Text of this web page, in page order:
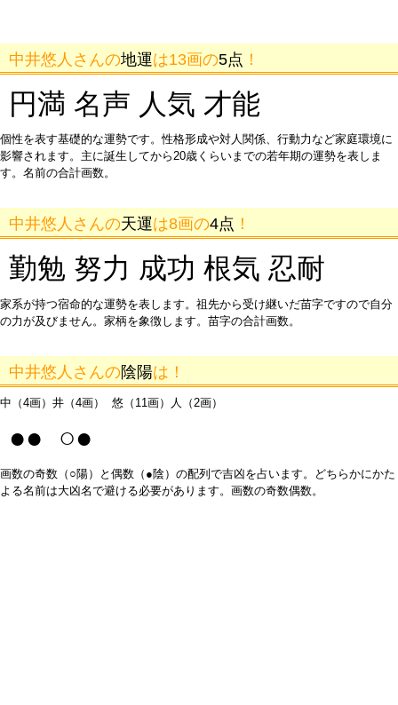
中井悠人さんの地運は13画の5点 ！
円満 名声 人気 才能
個性を表す基礎的な運勢です。性格形成や対人関係、行動力など家庭環境に
影響されます。主に誕生してから20歳くらいまでの若年期の運勢を表しま
す。名前の合計画数。
中井悠人さんの天運は8画の4点 ！
勤勉 努力 成功 根気 忍耐
家系が持つ宿命的な運勢を表します。祖先から受け継いだ苗字ですので自分
の力が及びません。家柄を象徴します。苗字の合計画数。
中井悠人さんの陰陽は！
中（4画）井（4画） 悠（11画）人（2画）
●● ○●
画数の奇数（○陽）と偶数（●陰）の配列で吉凶を占います。どちらかにかた
よる名前は大凶名で避ける必要があります。画数の奇数偶数。